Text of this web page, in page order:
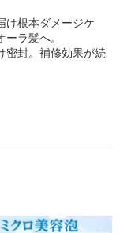
け根本ダメージケ
ラ髪へ。
密封。補修効果が続